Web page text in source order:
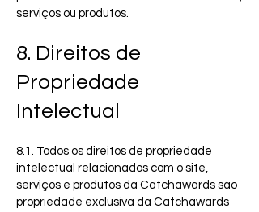
serviços ou produtos.
8. Direitos de
Propriedade
Intelectual
8.1. Todos os direitos de propriedade
intelectual relacionados com o site,
serviços e produtos da Catchawards são
propriedade exclusiva da Catchawards